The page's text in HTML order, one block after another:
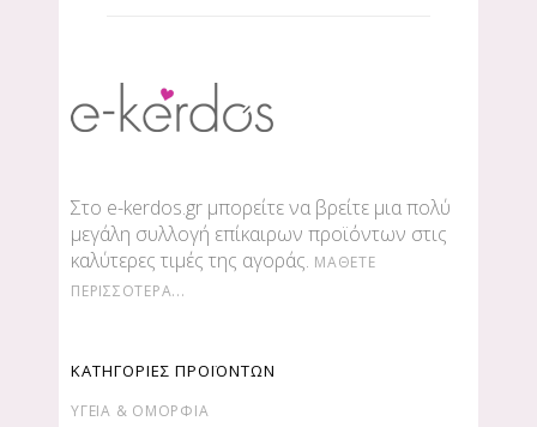
Στο e-kerdos.gr μπορείτε να βρείτε μια πολύ
μεγάλη συλλογή επίκαιρων προϊόντων στις
καλύτερες τιμές της αγοράς. ΜΆΘΕΤΕ
ΠΕΡΙΣΣΌΤΕΡΑ...
ΚΑΤΗΓΟΡΙΕΣ ΠΡΟΪΟΝΤΩΝ
ΥΓΕΊΑ & ΟΜΟΡΦΙΆ